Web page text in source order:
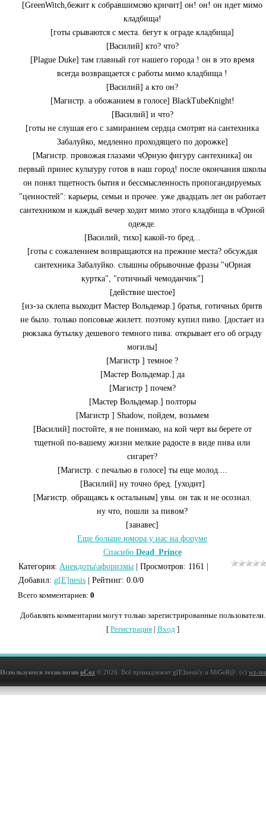
[GreenWitch,бежит к собравшимсяю кричит] он! он! он идет мимо
кладбища!
[готы срываются с места. бегут к ограде кладбища]
[Василий] кто? что?
[Plague Duke] там главный гот нашего города ! он в это время
всегда возвращается с работы мимо кладбища !
[Василий] а кто он?
[Магистр. а обожанием в голосе] BlackTubeKnight!
[Василий] и что?
[готы не слушая его с замиранием сердца смотрят на сантехника
Забалуйко, медленно проходящего по дорожке]
[Магистр. провожая глазами чОрную фигуру сантехника] он
первый принес культуру готов в наш город! после окончания школы
он понял тщетность бытия и бессмысленность пропогандируемых
"ценностей": карьеры, семьи и прочее. уже двадцать лет он работает
сантехником и каждый вечер ходит мимо этого кладбища в чОрной
одежде.
[Василий, тихо] какой-то бред...
[готы с сожалением возвращаются на прежние места? обсуждая
сантехника Забалуйко. слышны обрывочные фразы "чОрная
куртка", "готичный чемоданчик"]
[действие шестое]
[из-за склепа выходит Мастер Вольдемар.] братья, готичных бритв
не было. только попсовые жилетт. поэтому купил пиво. [достает из
рюкзака бутылку дешевого темного пива. открывает его об ограду
могилы]
[Магистр ] темное ?
[Мастер Вольдемар.] да
[Магистр ] почем?
[Мастер Вольдемар.] полторы
[Магистр ] Shadow, пойдем, возьмем
[Василий] постойте, я не понимаю, на кой черт вы берете от
тщетной по-вашему жизни мелкие радосте в виде пива или
сигарет?
[Магистр. с печалью в голосе] ты еще молод....
[Василий] ну точно бред. [уходит]
[Магистр. обращаясь к остальным] увы. он так и не осознал.
ну что, пошли за пивом?
[занавес]
Еще больше юмора у нас на форуме
Спасибо Dead_Prince
Категория: Анекдоты\афоризмы Просмотров: 1161 |
Добавил: g[E]nesis Рейтинг: 0.0/0
Всего комментариев: 0
Добавлять комментарии могут только зарегистрированные пользователи.
[ Регистрация| Вход]
Используются технологии uCoz © 2026. Всё принадлежит g[E]nesis'у и MiGeR@. (с) wz-